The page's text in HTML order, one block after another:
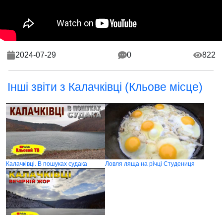
2024-07-29 0 822
Інші звіти з Калачківці (Кльове місце)
Калачківці. В пошуках судака Ловля ляща на річці Студениця